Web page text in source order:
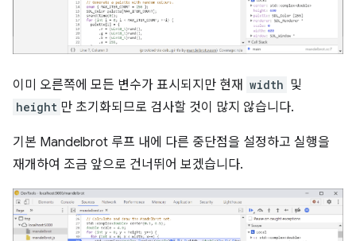
이미 오른쪽에 모든 변수가 표시되지만 현재 width 및
height 만 초기화되므로 검사할 것이 많지 않습니다.
기본 Mandelbrot 루프 내에 다른 중단점을 설정하고 실행을
재개하여 조금 앞으로 건너뛰어 보겠습니다.